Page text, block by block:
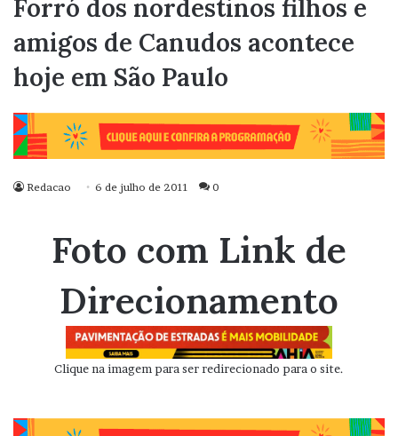
Forró dos nordestinos filhos e
amigos de Canudos acontece
hoje em São Paulo
Redacao 6 de julho de 2011 0
Foto com Link de
Direcionamento
Clique na imagem para ser redirecionado para o site.